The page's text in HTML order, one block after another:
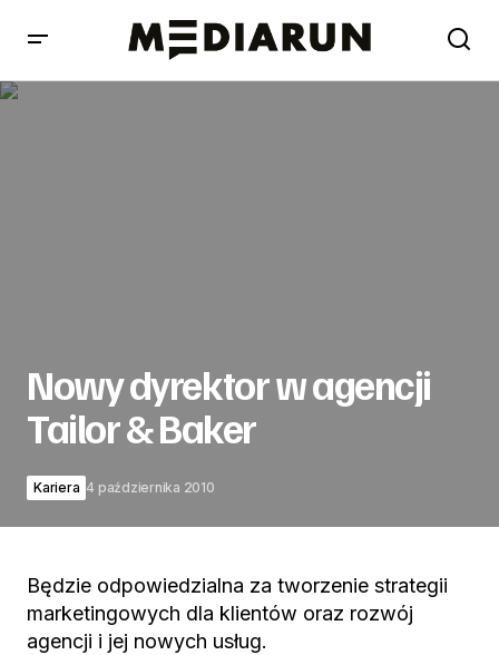
Nowy dyrektor w agencji
Tailor & Baker
Kariera 4 października 2010
Będzie odpowiedzialna za tworzenie strategii
marketingowych dla klientów oraz rozwój
agencji i jej nowych usług.